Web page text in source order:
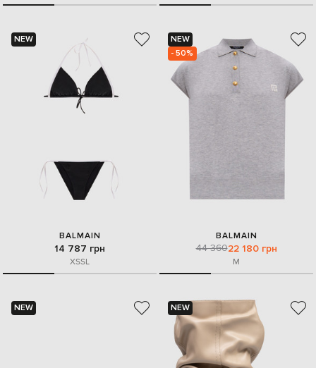
NEW
BALMAIN
14 787 грн
XSSL
NEW
- 50%
BALMAIN
44 36022 180 грн
M
NEW NEW